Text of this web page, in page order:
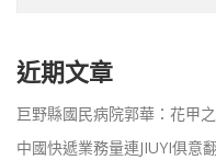
近期文章
巨野縣國民病院郭華：花甲
中國快遞業務量連JIUYI俱意